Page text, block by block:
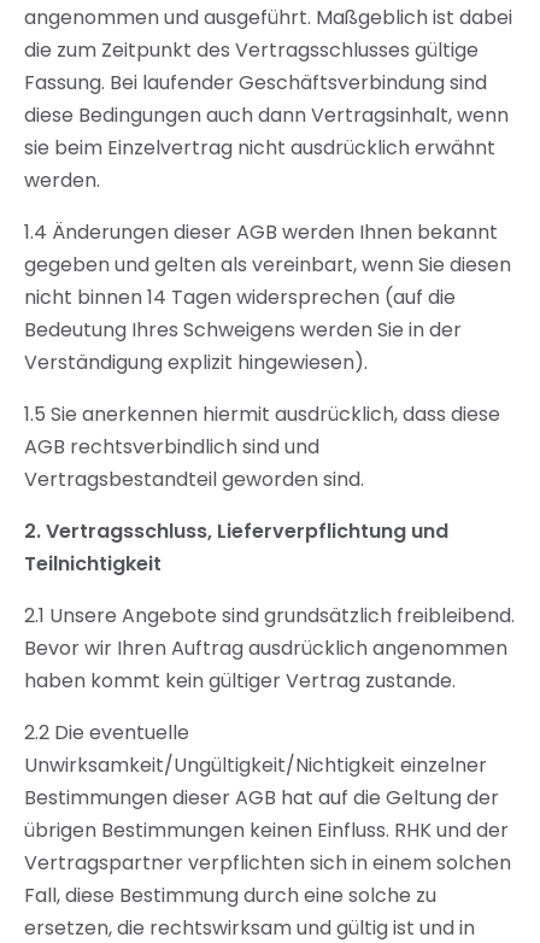
angenommen und ausgeführt. Maßgeblich ist dabei
die zum Zeitpunkt des Vertragsschlusses gültige
Fassung. Bei laufender Geschäftsverbindung sind
diese Bedingungen auch dann Vertragsinhalt, wenn
sie beim Einzelvertrag nicht ausdrücklich erwähnt
werden.
1.4 Änderungen dieser AGB werden Ihnen bekannt
gegeben und gelten als vereinbart, wenn Sie diesen
nicht binnen 14 Tagen widersprechen (auf die
Bedeutung Ihres Schweigens werden Sie in der
Verständigung explizit hingewiesen).
1.5 Sie anerkennen hiermit ausdrücklich, dass diese
AGB rechtsverbindlich sind und
Vertragsbestandteil geworden sind.
2.Vertragsschluss, Lieferverpflichtung und
Teilnichtigkeit
2.1 Unsere Angebote sind grundsätzlich freibleibend.
Bevor wir Ihren Auftrag ausdrücklich angenommen
haben kommt kein gültiger Vertrag zustande.
2.2 Die eventuelle
Unwirksamkeit/Ungültigkeit/Nichtigkeit einzelner
Bestimmungen dieser AGB hat auf die Geltung der
übrigen Bestimmungen keinen Einfluss. RHK und der
Vertragspartner verpflichten sich in einem solchen
Fall, diese Bestimmung durch eine solche zu
ersetzen, die rechtswirksam und gültig ist und in